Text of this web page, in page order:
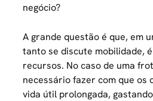
negócio?
A grande questão é que, em
tanto se discute mobilidade,
recursos. No caso de uma
necessário fazer com que os
vida útil prolongada,